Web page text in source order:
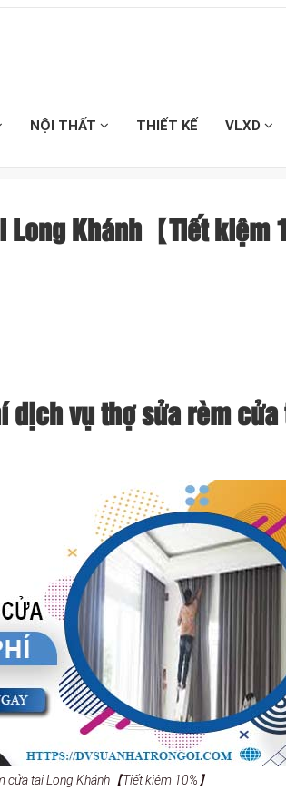
NỘI THẤT THIẾT KẾ VLXD
Khánh【Tiết kiệm
dịch vụ thợ sửa rèm cửa
cửa tại Long Khánh【Tiết kiệm 10%】